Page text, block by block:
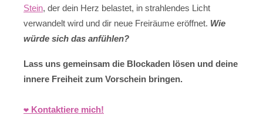
Stein, der dein Herz belastet, in strahlendes Licht
verwandelt wird und dir neue Freiräume eröffnet. Wie
würde sich das anfühlen?
Lass uns gemeinsam die Blockaden lösen und deine
innere Freiheit zum Vorschein bringen.
❤️ Kontaktiere mich!